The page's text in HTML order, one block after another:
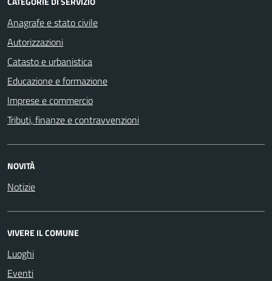
Anagrafe e stato civile
Autorizzazioni
Catasto e urbanistica
Educazione e formazione
Imprese e commercio
Tributi, finanze e contravvenzioni
NOVITÀ
Notizie
VIVERE IL COMUNE
Luoghi
Eventi